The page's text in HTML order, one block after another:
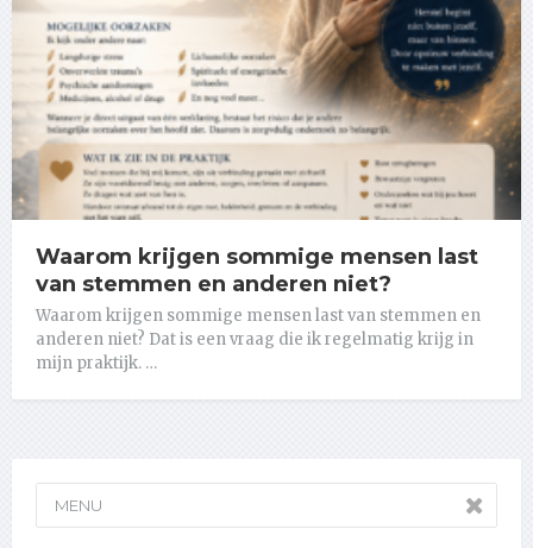
Waarom krijgen sommige mensen last
van stemmen en anderen niet?
Waarom krijgen sommige mensen last van stemmen en
anderen niet? Dat is een vraag die ik regelmatig krijg in
mijn praktijk. …
MENU